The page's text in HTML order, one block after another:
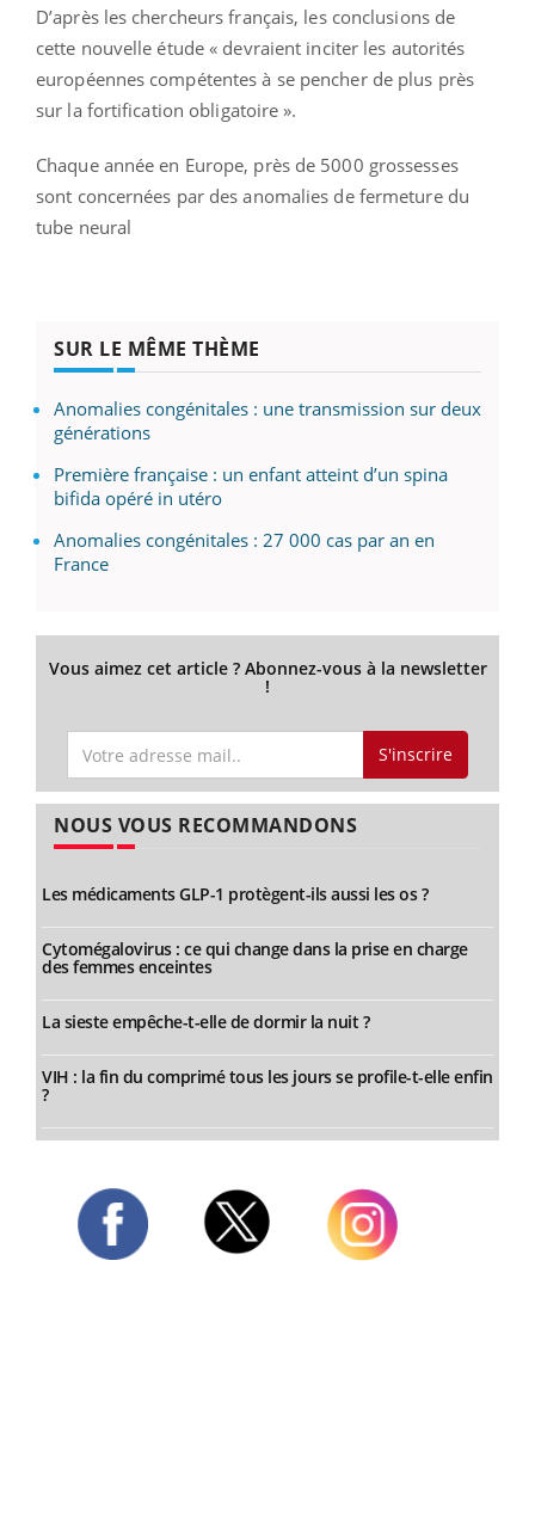
D’après les chercheurs français, les conclusions de
cette nouvelle étude « devraient inciter les autorités
européennes compétentes à se pencher de plus près
sur la fortification obligatoire ».
Chaque année en Europe, près de 5000 grossesses
sont concernées par des anomalies de fermeture du
tube neural
SUR LE MÊME THÈME
Anomalies congénitales : une transmission sur deux
générations
Première française : un enfant atteint d’un spina
bifida opéré in utéro
Anomalies congénitales : 27 000 cas par an en
France
Vous aimez cet article ? Abonnez-vous à la newsletter
!
S'inscrire
NOUS VOUS RECOMMANDONS
Les médicaments GLP-1 protègent-ils aussi les os ?
Cytomégalovirus : ce qui change dans la prise en charge
des femmes enceintes
La sieste empêche-t-elle de dormir la nuit ?
VIH : la fin du comprimé tous les jours se profile-t-elle enfin
?